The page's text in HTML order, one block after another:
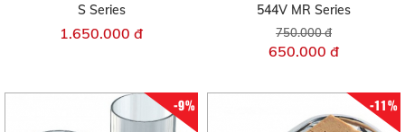
S Series
1.650.000 đ
544V MR Series
750.000 đ
650.000 đ
-9% -11%